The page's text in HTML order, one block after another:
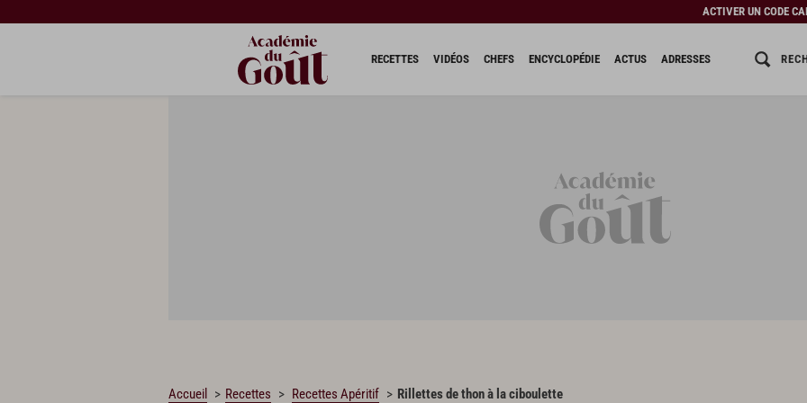
ACTIVER UN CODE
RECETTES VIDÉOS CHEFS ENCYCLOPÉDIE ACTUS ADRESSES
Accueil Recettes Recettes Apéritif Rillettes de thon à la ciboulette
CHARGEMENT…